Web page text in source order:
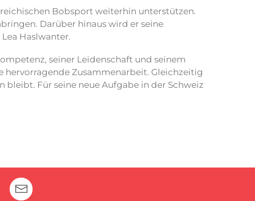
Bobsport weiterhin unterstützen.
Darüber hinaus wird er seine
Haslwanter.
seiner Leidenschaft und seinem
hervorragende Zusammenarbeit. Gleichzeitig
Für seine neue Aufgabe in der Schweiz